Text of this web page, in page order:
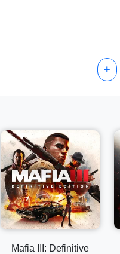
+
Mafia III: Definitive